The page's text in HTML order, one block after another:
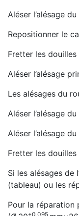
Aléser l’alésage
Repositionner le
Fretter les douilles
Aléser l’alésage
Les alésages du
Aléser l’alésage
Aléser l’alésage
Fretter les douilles
Si les alésages de
(tableau) ou les
Pour la réparation
+0,095